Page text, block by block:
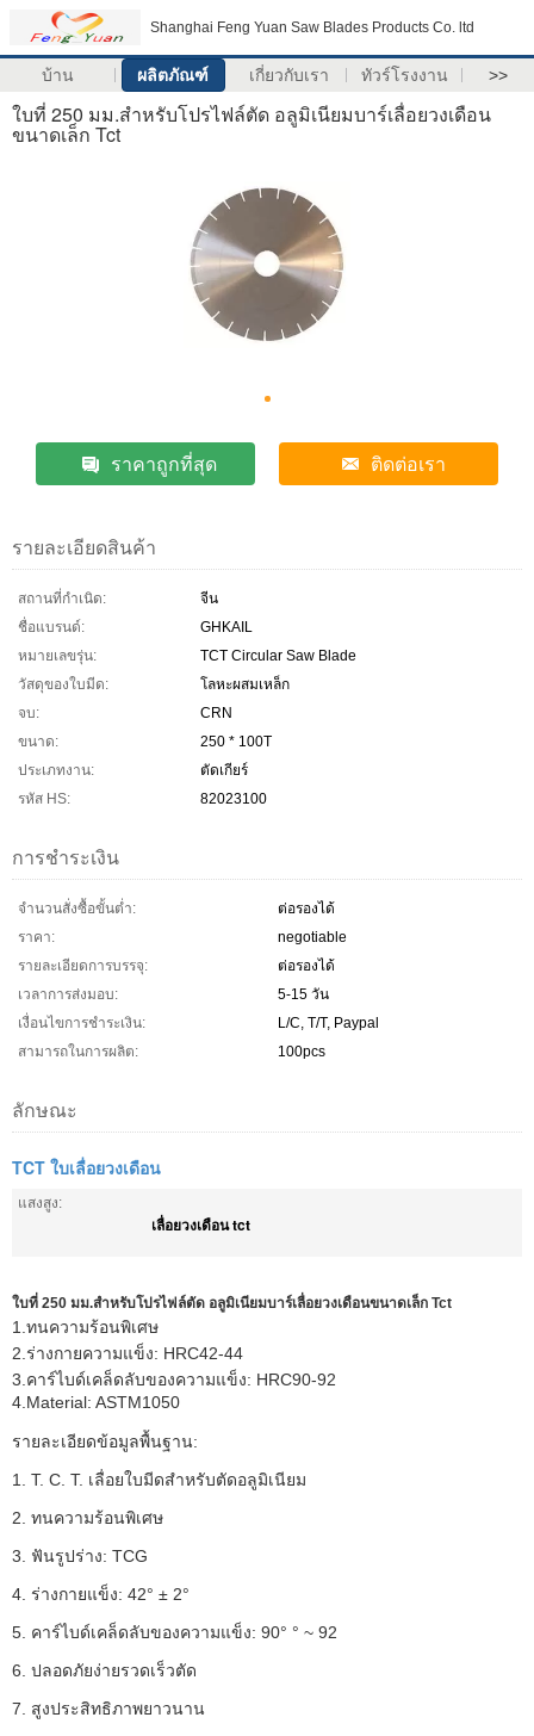
Shanghai Feng Yuan Saw Blades Products Co. ltd
บ้าน ผลิตภัณฑ์ เกี่ยวกับเรา ทัวร์โรงงาน >>
ใบที่ 250 มม.สำหรับโปรไฟล์ตัด อลูมิเนียมบาร์เลื่อยวงเดือน
ขนาดเล็ก Tct
ราคาถูกที่สุด ติดต่อเรา
รายละเอียดสินค้า
สถานที่กำเนิด:
จีน
ชื่อแบรนด์:
GHKAIL
หมายเลขรุ่น:
TCT Circular Saw Blade
วัสดุของใบมีด:
โลหะผสมเหล็ก
จบ:
CRN
ขนาด:
250 * 100T
ประเภทงาน:
ตัดเกียร์
รหัส HS:
82023100
การชำระเงิน
จำนวนสั่งซื้อขั้นต่ำ:
ต่อรองได้
ราคา:
negotiable
รายละเอียดการบรรจุ:
ต่อรองได้
เวลาการส่งมอบ:
5-15 วัน
เงื่อนไขการชำระเงิน:
L/C, T/T, Paypal
สามารถในการผลิต:
100pcs
ลักษณะ
TCT ใบเลื่อยวงเดือน
แสงสูง:
เลื่อยวงเดือน tct
ใบที่ 250 มม.สำหรับโปรไฟล์ตัด อลูมิเนียมบาร์เลื่อยวงเดือนขนาดเล็ก Tct
1.ทนความร้อนพิเศษ
2.ร่างกายความแข็ง: HRC42-44
3.คาร์ไบด์เคล็ดลับของความแข็ง: HRC90-92
4.Material: ASTM1050
รายละเอียดข้อมูลพื้นฐาน:
1. T. C. T. เลื่อยใบมีดสำหรับตัดอลูมิเนียม
2. ทนความร้อนพิเศษ
3. ฟันรูปร่าง: TCG
4. ร่างกายแข็ง: 42° ± 2°
5. คาร์ไบด์เคล็ดลับของความแข็ง: 90° ° ~ 92
6. ปลอดภัยง่ายรวดเร็วตัด
7. สูงประสิทธิภาพยาวนาน